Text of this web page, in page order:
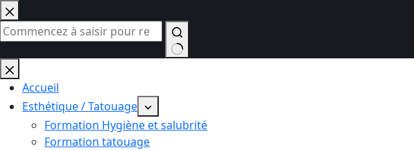
Passer
au
contenu
Aucun
résultatAccueil
Esthétique / Tatouage
Formation Hygiène et salubrité
Formation tatouage